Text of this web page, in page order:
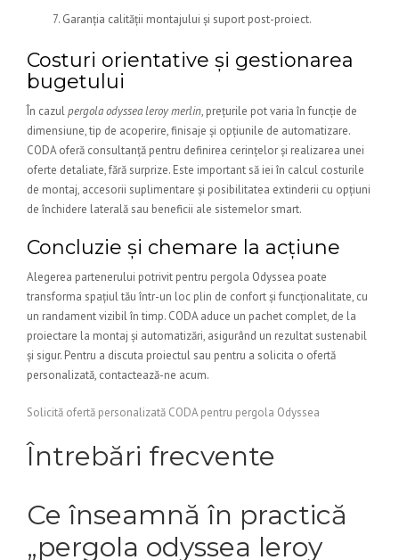
Garanția calității montajului și suport post-proiect.
Costuri orientative și gestionarea
bugetului
În cazulpergola odyssea leroy merlin, prețurile pot varia în funcție de
dimensiune, tip de acoperire, finisaje și opțiunile de automatizare.
CODA oferă consultanță pentru definirea cerințelor și realizarea unei
oferte detaliate, fără surprize. Este important să iei în calcul costurile
de montaj, accesorii suplimentare și posibilitatea extinderii cu opțiuni
de închidere laterală sau beneficii ale sistemelor smart.
Concluzie și chemare la acțiune
Alegerea partenerului potrivit pentru pergola Odyssea poate
transforma spațiul tău într-un loc plin de confort și funcționalitate, cu
un randament vizibil în timp. CODA aduce un pachet complet, de la
proiectare la montaj și automatizări, asigurând un rezultat sustenabil
și sigur. Pentru a discuta proiectul sau pentru a solicita o ofertă
personalizată, contactează-ne acum.
Solicită ofertă personalizată CODA pentru pergola Odyssea
Întrebări frecvente
Ce înseamnă în practică
„pergola odyssea leroy